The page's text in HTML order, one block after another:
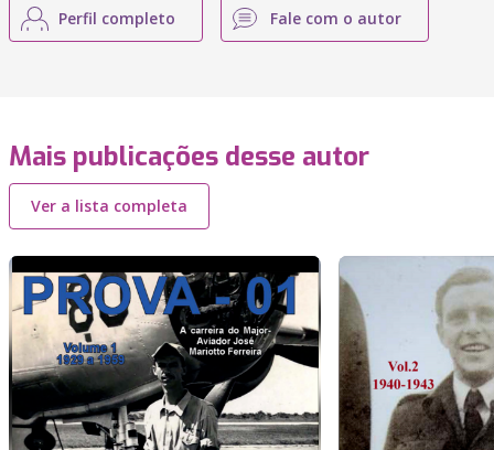
Perfil completo Fale com o autor
Mais publicações desse autor
Ver a lista completa